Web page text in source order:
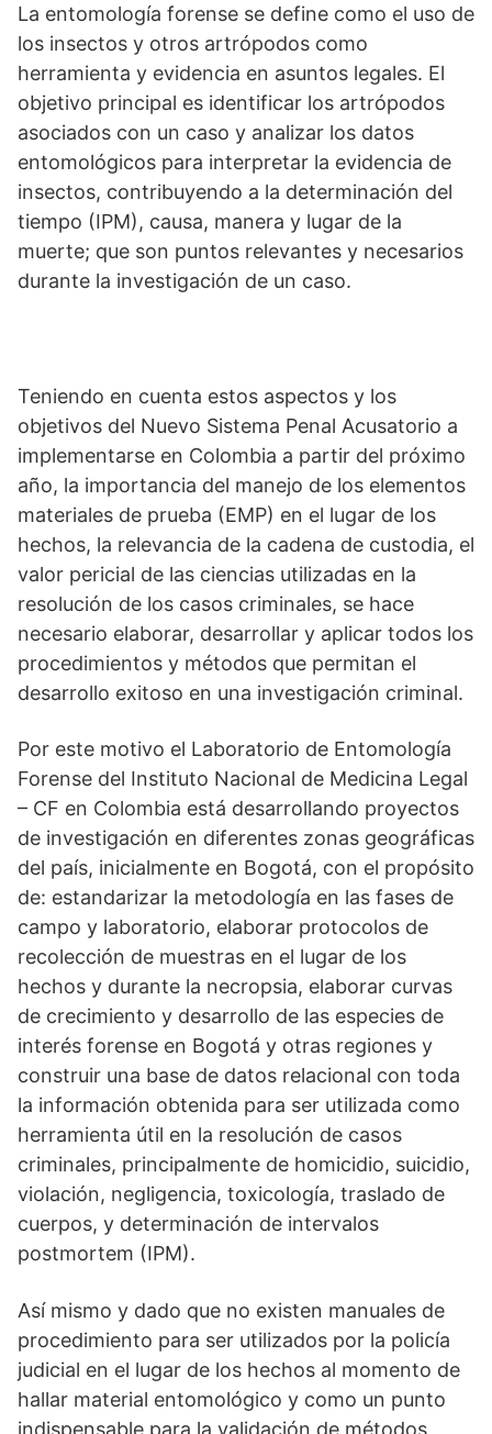
t
A
p
p
w
i
t
t
e
r
e
r
a
m
k
d
I
n
e
o
k
La entomología forense se define como el uso de
los insectos y otros artrópodos como
herramienta y evidencia en asuntos legales. El
objetivo principal es identificar los artrópodos
asociados con un caso y analizar los datos
entomológicos para interpretar la evidencia de
insectos, contribuyendo a la determinación del
tiempo (IPM), causa, manera y lugar de la
muerte; que son puntos relevantes y necesarios
durante la investigación de un caso.
Teniendo en cuenta estos aspectos y los
objetivos del Nuevo Sistema Penal Acusatorio a
implementarse en Colombia a partir del próximo
año, la importancia del manejo de los elementos
materiales de prueba (EMP) en el lugar de los
hechos, la relevancia de la cadena de custodia, el
valor pericial de las ciencias utilizadas en la
resolución de los casos criminales, se hace
necesario elaborar, desarrollar y aplicar todos los
procedimientos y métodos que permitan el
desarrollo exitoso en una investigación criminal.
Por este motivo el Laboratorio de Entomología
Forense del Instituto Nacional de Medicina Legal
– CF en Colombia está desarrollando proyectos
de investigación en diferentes zonas geográficas
del país, inicialmente en Bogotá, con el propósito
de: estandarizar la metodología en las fases de
campo y laboratorio, elaborar protocolos de
recolección de muestras en el lugar de los
hechos y durante la necropsia, elaborar curvas
de crecimiento y desarrollo de las especies de
interés forense en Bogotá y otras regiones y
construir una base de datos relacional con toda
la información obtenida para ser utilizada como
herramienta útil en la resolución de casos
criminales, principalmente de homicidio, suicidio,
violación, negligencia, toxicología, traslado de
cuerpos, y determinación de intervalos
postmortem (IPM).
Así mismo y dado que no existen manuales de
procedimiento para ser utilizados por la policía
judicial en el lugar de los hechos al momento de
hallar material entomológico y como un punto
indispensable para la validación de métodos